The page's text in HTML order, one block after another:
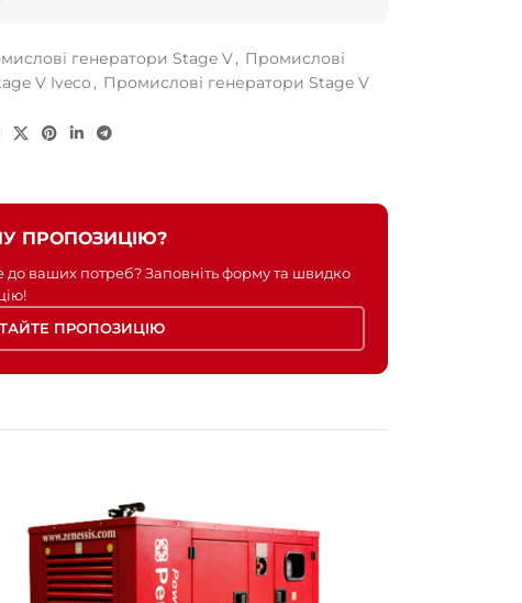
генератори Stage V, Промислові
V Iveco , Промислові генератори Stage V
ПРОПОЗИЦІЮ?
ваших потреб? Заповніть форму та швидко
ПРОПОЗИЦІЮ